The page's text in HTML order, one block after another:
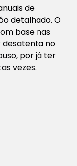
de
detalhado. O
base nas
desatenta no
por já ter
vezes.